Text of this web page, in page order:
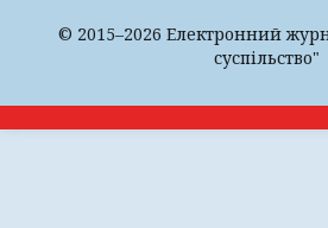
© 2015–2026 Електронний
суспільство"